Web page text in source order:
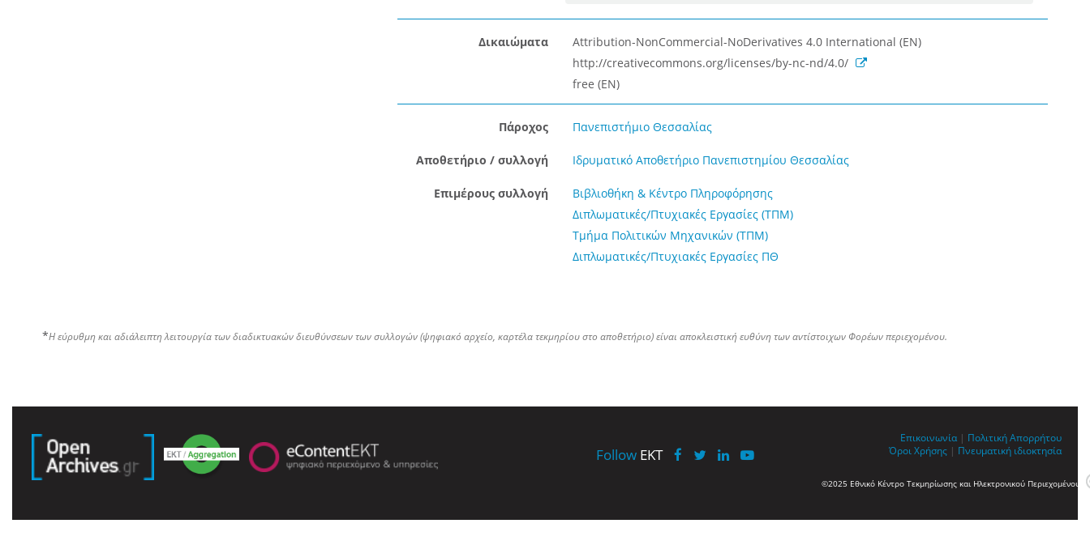
Δικαιώματα
Attribution-NonCommercial-NoDerivatives 4.0 International (EN)
http://creativecommons.org/licenses/by-nc-nd/4.0/
free (EN)
Πάροχος Πανεπιστήμιο Θεσσαλίας
Αποθετήριο / συλλογή Ιδρυματικό Αποθετήριο Πανεπιστημίου Θεσσαλίας
Επιμέρους συλλογή
Βιβλιοθήκη & Κέντρο Πληροφόρησης
Διπλωματικές/Πτυχιακές Εργασίες (ΤΠΜ)
Τμήμα Πολιτικών Μηχανικών (ΤΠΜ)
Διπλωματικές/Πτυχιακές Εργασίες ΠΘ
*Η εύρυθμη και αδιάλειπτη λειτουργία των διαδικτυακών διευθύνσεων των συλλογών (ψηφιακό αρχείο, καρτέλα τεκμηρίου στο αποθετήριο) είναι αποκλειστική ευθύνη των αντίστοιχων Φορέων περιεχομένου.
Follow EKT
Επικοινωνία | Πολιτική Απορρήτου
Όροι Χρήσης | Πνευματική ιδιοκτησία
©2025 Εθνικό Κέντρο Τεκμηρίωσης και Ηλεκτρονικού Περιεχομένου